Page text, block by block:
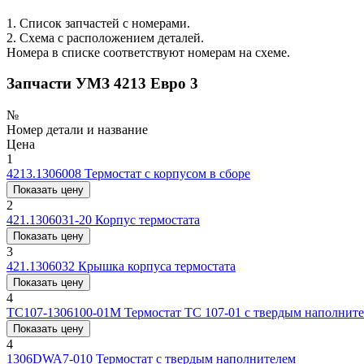
1. Список запчастей с номерами.
2. Схема с расположением деталей.
Номера в списке соответствуют номерам на схеме.
Запчасти УМЗ 4213 Евро 3
№
Номер детали и название
Цена
1
4213.1306008 Термостат с корпусом в сборе
Показать цену
2
421.1306031-20 Корпус термостата
Показать цену
3
421.1306032 Крышка корпуса термостата
Показать цену
4
ТС107-1306100-01М Термостат ТС 107-01 с твердым
Показать цену
4
1306DWA7-010 Термостат с твердым наполнителем